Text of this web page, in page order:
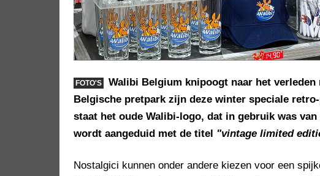
FOTO'S
Walibi Belgium knipoogt naar het
Belgische pretpark zijn deze winter speciale
staat het oude Walibi-logo, dat in gebruik was
wordt aangeduid met de titel "vintage limited
Nostalgici kunnen onder andere kiezen voor een